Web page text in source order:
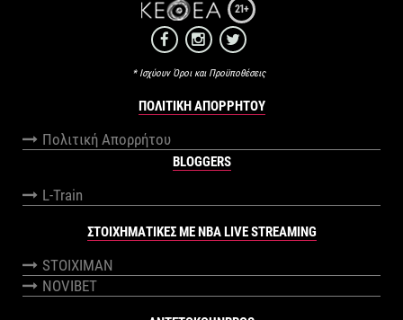
21+
* Ισχύουν Όροι και Προϋποθέσεις
ΠΟΛΙΤΙΚΉ ΑΠΟΡΡΉΤΟΥ
Πολιτική Απορρήτου
BLOGGERS
L-Train
ΣΤΟΙΧΗΜΑΤΙΚΕΣ ΜΕ NBA LIVE STREAMING
STOIXIMAN
NOVIBET